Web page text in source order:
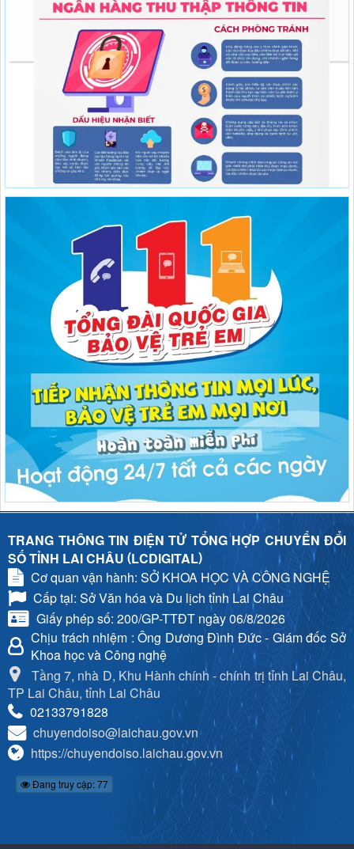
TRANG THÔNG TIN ĐIỆN TỬ TỔNG HỢP CHUYỂN ĐỔI
SỐ TỈNH LAI CHÂU (LCDIGITAL)
Cơ quan vận hành: SỞ KHOA HỌC VÀ CÔNG NGHỆ
Cấp tại: Sở Văn hóa và Du lịch tỉnh Lai Châu
Giấy phép số: 200/GP-TTĐT ngày 06/8/2026
Chịu trách nhiệm : Ông Dương Đình Đức - Giám đốc Sở
Khoa học và Công nghệ
Tầng 7, nhà D, Khu Hành chính - chính trị tỉnh Lai Châu,
TP Lai Châu, tỉnh Lai Châu
02133791828
chuyendoiso@laichau.gov.vn
https://chuyendoiso.laichau.gov.vn
Đang truy cập: 77